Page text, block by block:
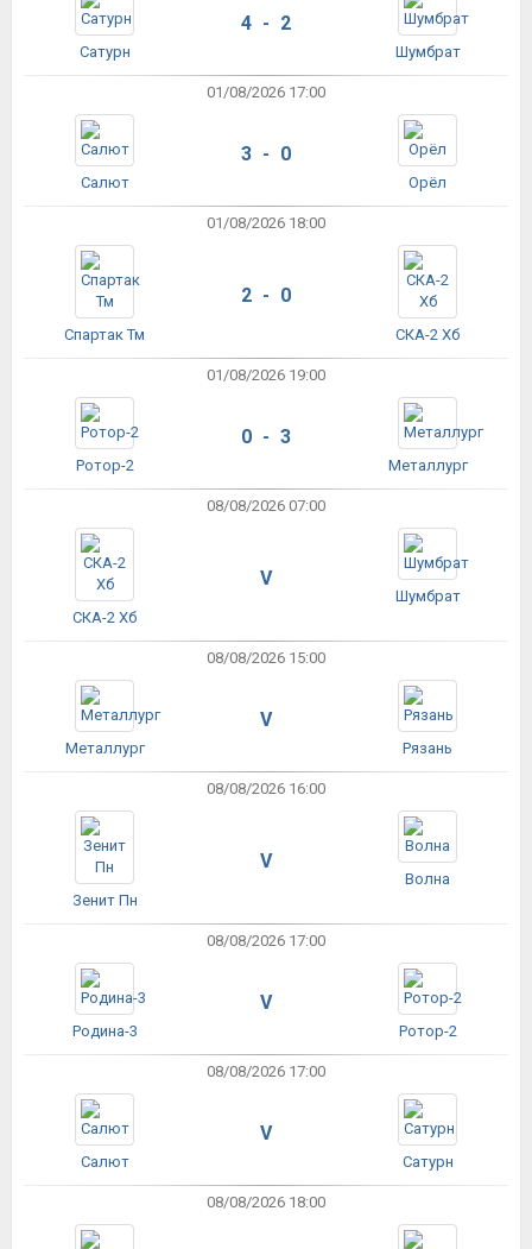
Сатурн
4 - 2
Шумбрат
01/08/2026 17:00
Салют
3 - 0
Орёл
01/08/2026 18:00
Спартак Тм
2 - 0
СКА-2 Хб
01/08/2026 19:00
Ротор-2
0 - 3
Металлург
08/08/2026 07:00
СКА-2 Хб
V
Шумбрат
08/08/2026 15:00
Металлург
V
Рязань
08/08/2026 16:00
Зенит Пн
V
Волна
08/08/2026 17:00
Родина-3
V
Ротор-2
08/08/2026 17:00
Салют
V
Сатурн
08/08/2026 18:00